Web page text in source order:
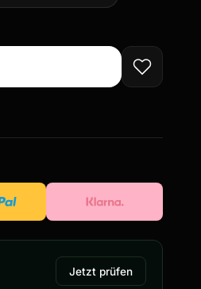
Jetzt prüfen